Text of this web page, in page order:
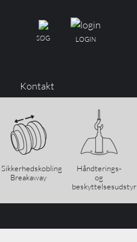
SØG LOGIN
Kontakt
Sikkerhedskobling
Breakaway
Håndterings-
og
beskyttelsesudstyr